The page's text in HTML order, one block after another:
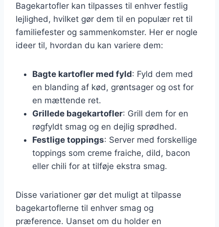
Bagekartofler kan tilpasses til enhver festlig
lejlighed, hvilket gør dem til en populær ret til
familiefester og sammenkomster. Her er nogle
ideer til, hvordan du kan variere dem:
Bagte kartofler med fyld: Fyld dem med
en blanding af kød, grøntsager og ost for
en mættende ret.
Grillede bagekartofler: Grill dem for en
røgfyldt smag og en dejlig sprødhed.
Festlige toppings: Server med forskellige
toppings som creme fraiche, dild, bacon
eller chili for at tilføje ekstra smag.
Disse variationer gør det muligt at tilpasse
bagekartoflerne til enhver smag og
præference. Uanset om du holder en